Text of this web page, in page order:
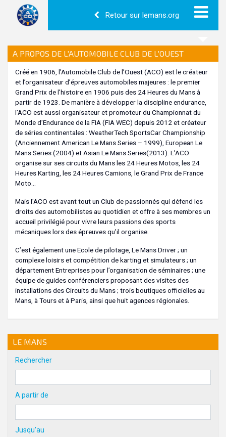
Retour sur lemans.org
A PROPOS DE L'AUTOMOBILE CLUB DE L'OUEST
Créé en 1906, l’Automobile Club de l’Ouest (ACO) est le créateur
et l’organisateur d’épreuves automobiles majeures : le premier
Grand Prix de l’histoire en 1906 puis des 24 Heures du Mans à
partir de 1923. De manière à développer la discipline endurance,
l’ACO est aussi organisateur et promoteur du Championnat du
Monde d’Endurance de la FIA (FIA WEC) depuis 2012 et créateur
de séries continentales : WeatherTech SportsCar Championship
(Anciennement American Le Mans Series – 1999), European Le
Mans Series (2004) et Asian Le Mans Series(2013). L’ACO
organise sur ses circuits du Mans les 24 Heures Motos, les 24
Heures Karting, les 24 Heures Camions, le Grand Prix de France
Moto…
Mais l’ACO est avant tout un Club de passionnés qui défend les
droits des automobilistes au quotidien et offre à ses membres un
accueil privilégié pour vivre leurs passions des sports
mécaniques lors des épreuves qu’il organise.
C’est également une Ecole de pilotage, Le Mans Driver ; un
complexe loisirs et compétition de karting et simulateurs ; un
département Entreprises pour l’organisation de séminaires ; une
équipe de guides conférenciers proposant des visites des
installations des Circuits du Mans ; trois boutiques officielles au
Mans, à Tours et à Paris, ainsi que huit agences régionales.
LE MANS
Rechercher
A partir de
Jusqu'au